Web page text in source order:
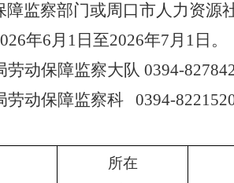
障监察部门或周口市人力资源
年6月 1 日至2026年7月 1 日。
劳动保障监察大队 0394-
劳动保障监察科
0394-
所在